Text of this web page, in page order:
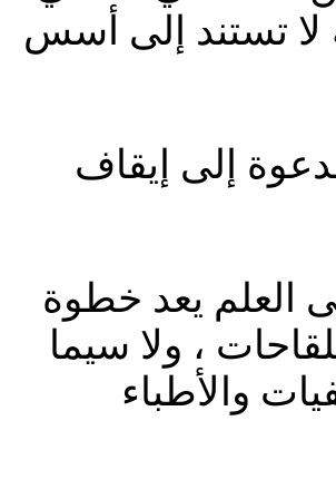
لا تستند إلى أسس
إلى إيقاف
العلم يعد خطوة
، ولا سيما
والأطباء